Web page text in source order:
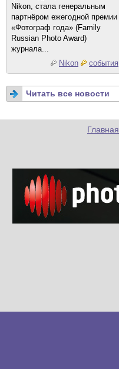
Nikon, стала генеральным
партнёром ежегодной премии
«Фотограф года» (Family
Russian Photo Award)
журнала...
Nikon
события
Читать все новости
Главная